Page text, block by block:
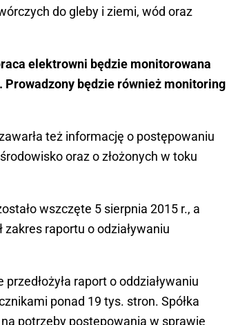
do gleby i ziemi, wód oraz
elektrowni będzie monitorowana
Prowadzony będzie również monitoring
też informację o postępowaniu
oraz o złożonych w toku
wszczęte 5 sierpnia 2015 r., a
zakres raportu o odziaływaniu
raport o oddziaływaniu
ponad 19 tys. stron. Spółka
potrzeby postępowania w sprawie